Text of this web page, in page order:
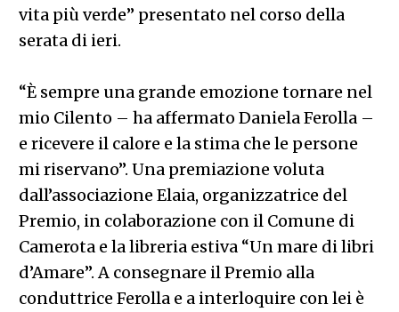
vita più verde” presentato nel corso della
serata di ieri.
“È sempre una grande emozione tornare nel
mio Cilento – ha affermato Daniela Ferolla –
e ricevere il calore e la stima che le persone
mi riservano”. Una premiazione voluta
dall’associazione Elaia, organizzatrice del
Premio, in colaborazione con il Comune di
Camerota e la libreria estiva “Un mare di libri
d’Amare”. A consegnare il Premio alla
conduttrice Ferolla e a interloquire con lei è